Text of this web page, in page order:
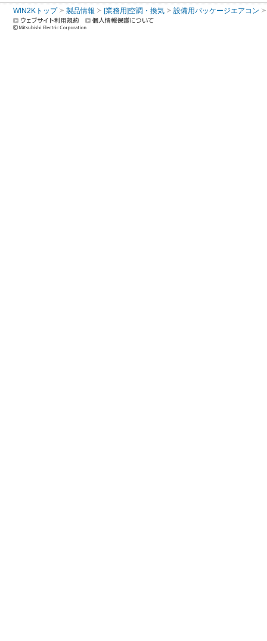
WIN2Kトップ 製品情報 [業務用]空調・換気 設備用パッケージエアコン